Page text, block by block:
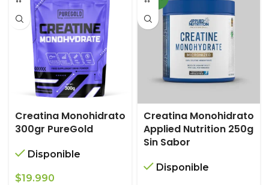
Creatina Monohidrato
300gr PureGold
Disponible
$19.990
Creatina Monohidrato
Applied Nutrition 250g
Sin Sabor
Disponible